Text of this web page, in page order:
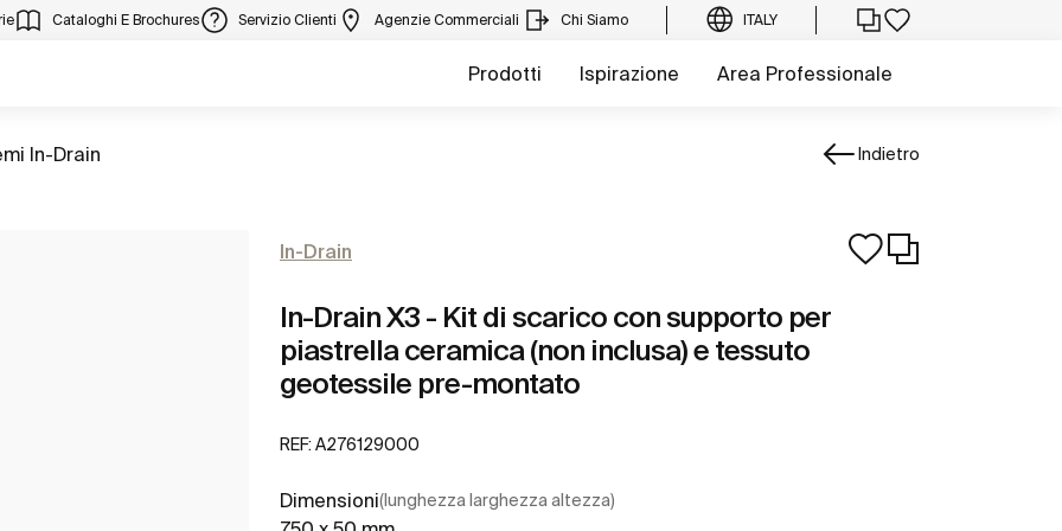
Cataloghi E Brochures Servizio Clienti Agenzie Commerciali Chi Siamo ITALY
Prodotti Ispirazione Area Professionale
In-Drain Indietro
In-Drain
In-Drain X3 - Kit di scarico con supporto per
piastrella ceramica (non inclusa) e tessuto
geotessile pre-montato
REF: A276129000
Dimensioni(lunghezza larghezza altezza)